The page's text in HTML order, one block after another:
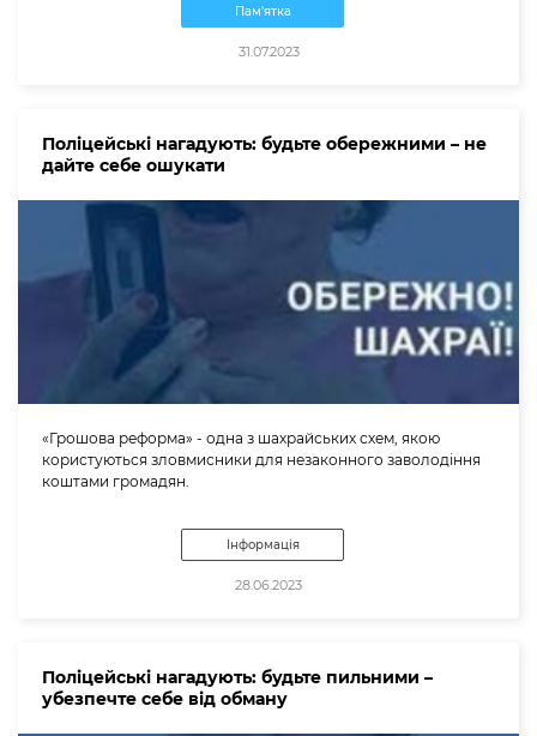
Пам'ятка
31.07.2023
Поліцейські нагадують: будьте обережними – не
дайте себе ошукати
«Грошова реформа» - одна з шахрайських схем, якою
користуються зловмисники для незаконного заволодіння
коштами громадян.
Інформація
28.06.2023
Поліцейські нагадують: будьте пильними –
убезпечте себе від обману